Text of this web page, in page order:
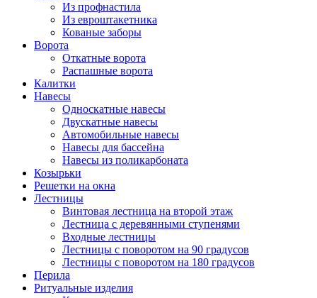
Из профнастила
Из евроштакетника
Кованые заборы
Ворота
Откатные ворота
Распашные ворота
Калитки
Навесы
Односкатные навесы
Двускатные навесы
Автомобильные навесы
Навесы для бассейна
Навесы из поликарбоната
Козырьки
Решетки на окна
Лестницы
Винтовая лестница на второй этаж
Лестница с деревянными ступенями
Входные лестницы
Лестницы с поворотом на 90 градусов
Лестницы с поворотом на 180 градусов
Перила
Ритуальные изделия